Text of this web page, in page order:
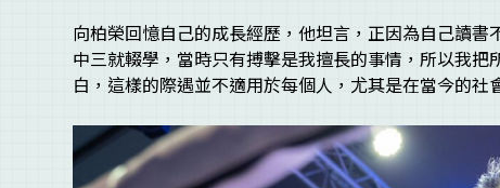
向柏榮回憶自己的成長經歷，他坦言，正因為自己讀
中三就輟學，當時只有搏擊是我擅長的事情，所以我
白，這樣的際遇並不適用於每個人，尤其是在當今的社